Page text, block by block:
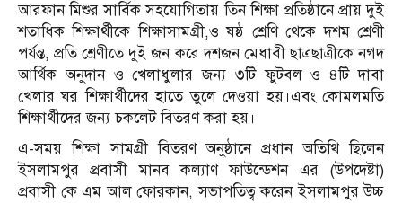
আরফান মিশুর সার্বিক সহযোগিতায় তিন শিক্ষা প্রতিষ্ঠানে প্রায় দুই
শতাধিক শিক্ষার্থীকে শিক্ষাসামগ্রী,ও ষষ্ঠ শ্রেণি থেকে দশম শ্রেণী
পর্যন্ত, প্রতি শ্রেণীতে দুই জন করে দশজন মেধাবী ছাত্রছাত্রীকে নগদ
আর্থিক অনুদান ও খেলাধুলার জন্য ৩টি ফুটবল ও ৪টি দাবা
খেলার ঘর শিক্ষার্থীদের হাতে তুলে দেওয়া হয়।এবং কোমলমতি
শিক্ষার্থীদের জন্য চকলেট বিতরণ করা হয়।
এ-সময় শিক্ষা সামগ্রী বিতরণ অনুষ্ঠানে প্রধান অতিথি ছিলেন
ইসলামপুর প্রবাসী মানব কল্যাণ ফাউন্ডেশন এর (উপদেষ্টা)
প্রবাসী কে এম আল ফোরকান, সভাপতিত্ব করেন ইসলামপুর উচ্চ